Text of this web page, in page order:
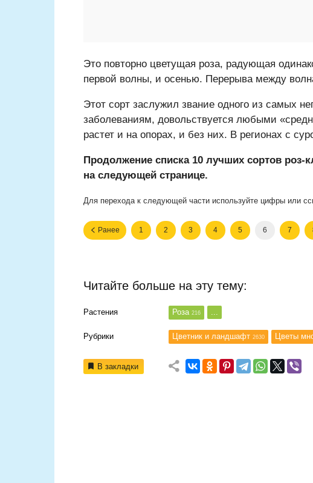
Это повторно цветущая роза, радующая
первой волны, и осенью. Перерыва между
Этот сорт заслужил звание одного из самых
заболеваниям, довольствуется любыми
растет и на опорах, и без них. В регионах с
Продолжение списка 10 лучших сортов роз-
на следующей странице.
Для перехода к следующей части используйте цифры или
Ранее 1 2 3 4 5 6 7
Читайте больше на эту тему:
Растения Роза 216 ...
Рубрики Цветник и ландшафт 2630 Цветы
В закладки